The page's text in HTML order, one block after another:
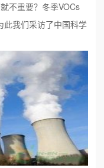
不重要？冬季VOCs
此我们采访了中国科学